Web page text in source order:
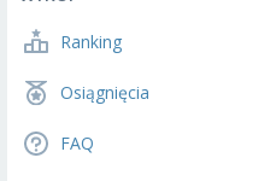
Ranking
Osiągnięcia
FAQ